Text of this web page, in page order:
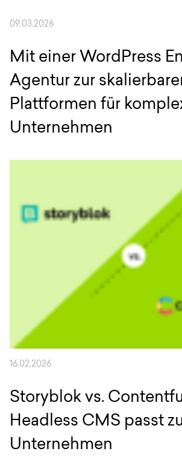
09.03.2026
Mit einer WordPress
Agentur zur
Plattformen für
Unternehmen
16.02.2026
Storyblok vs.
Headless CMS passt
Unternehmen